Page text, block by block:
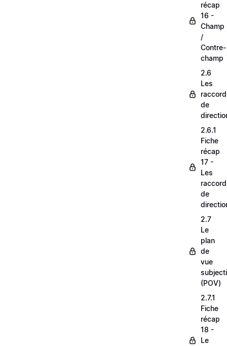
récap
16 -
Champ
/
Contre-
champ
2.6
Les
de
2.6.1
Fiche
récap
17 -
Les
de
2.7
Le
plan
de
vue
(POV)
2.7.1
Fiche
récap
18 -
Le